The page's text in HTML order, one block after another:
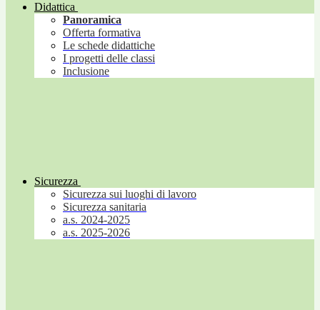
Didattica
Panoramica
Offerta formativa
Le schede didattiche
I progetti delle classi
Inclusione
Sicurezza
Sicurezza sui luoghi di lavoro
Sicurezza sanitaria
a.s. 2024-2025
a.s. 2025-2026